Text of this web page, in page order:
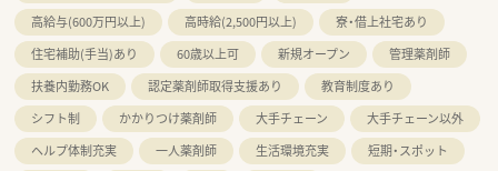
高給与(600万円以上)
高時給(2,500円以上)
寮・借上社宅あり
住宅補助(手当)あり
60歳以上可 新規オープン
管理薬剤師
扶養内勤務OK
認定薬剤師取得支援あり
教育制度あり
シフト制
かかりつけ薬剤師 大手チェーン
大手チェーン以外
ヘルプ体制充実
一人薬剤師 生活環境充実
短期・スポット